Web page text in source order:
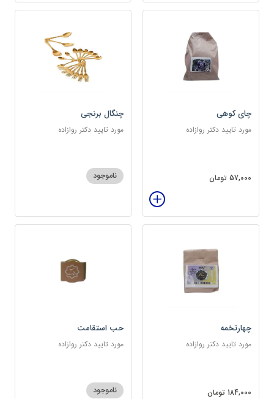
چای کوهی
مورد تایید دکتر روازاده
57,000 تومان
چنگال برنجی
مورد تایید دکتر روازاده
ناموجود
چهارتخمه
مورد تایید دکتر روازاده
184,000 تومان
حب استقامت
مورد تایید دکتر روازاده
ناموجود